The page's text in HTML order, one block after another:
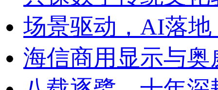
场景驱动，AI落
海信商用显示与